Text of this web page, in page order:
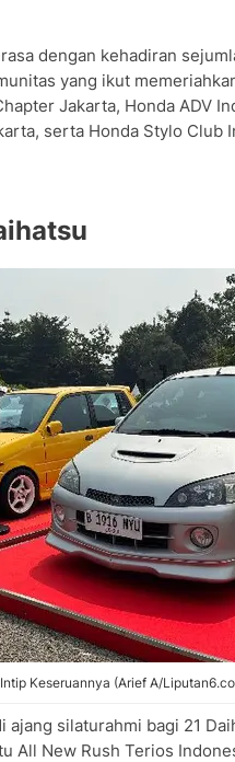
dengan kehadiran
yang ikut
Jakarta, Honda ADV
serta Honda Stylo Club
Keseruannya (Arief A/
ajang silaturahmi bagi 21
All New Rush Terios